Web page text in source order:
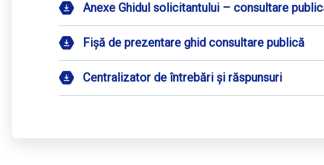
Anexe Ghidul solicitantului – consultare
Fișă de prezentare ghid consultare publică
Centralizator de întrebări și răspunsuri